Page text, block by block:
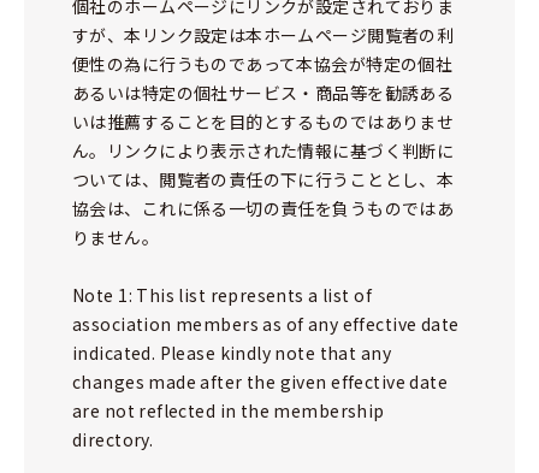
個社のホームページにリンクが設定されておりま
すが、本リンク設定は本ホームページ閲覧者の利
便性の為に行うものであって本協会が特定の個社
あるいは特定の個社サービス・商品等を勧誘ある
いは推薦することを目的とするものではありませ
ん。リンクにより表示された情報に基づく判断に
ついては、閲覧者の責任の下に行うこととし、本
協会は、これに係る一切の責任を負うものではあ
りません。
Note 1: This list represents a list of
association members as of any effective date
indicated. Please kindly note that any
changes made after the given effective date
are not reflected in the membership
directory.